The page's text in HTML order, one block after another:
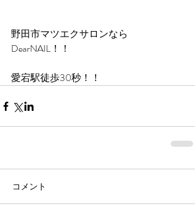
野田市マツエクサロンなら
DearNAIL！！
愛宕駅徒歩30秒！！
コメント